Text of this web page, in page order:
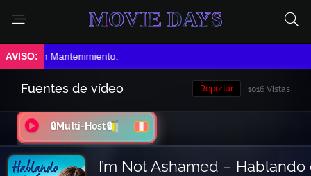
MOVIE DAYS
➤ En Mantenimiento.
Fuentes de vídeo 1016 Vistas
Reportar
🔒Multi-Host🔒
I’m Not Ashamed –